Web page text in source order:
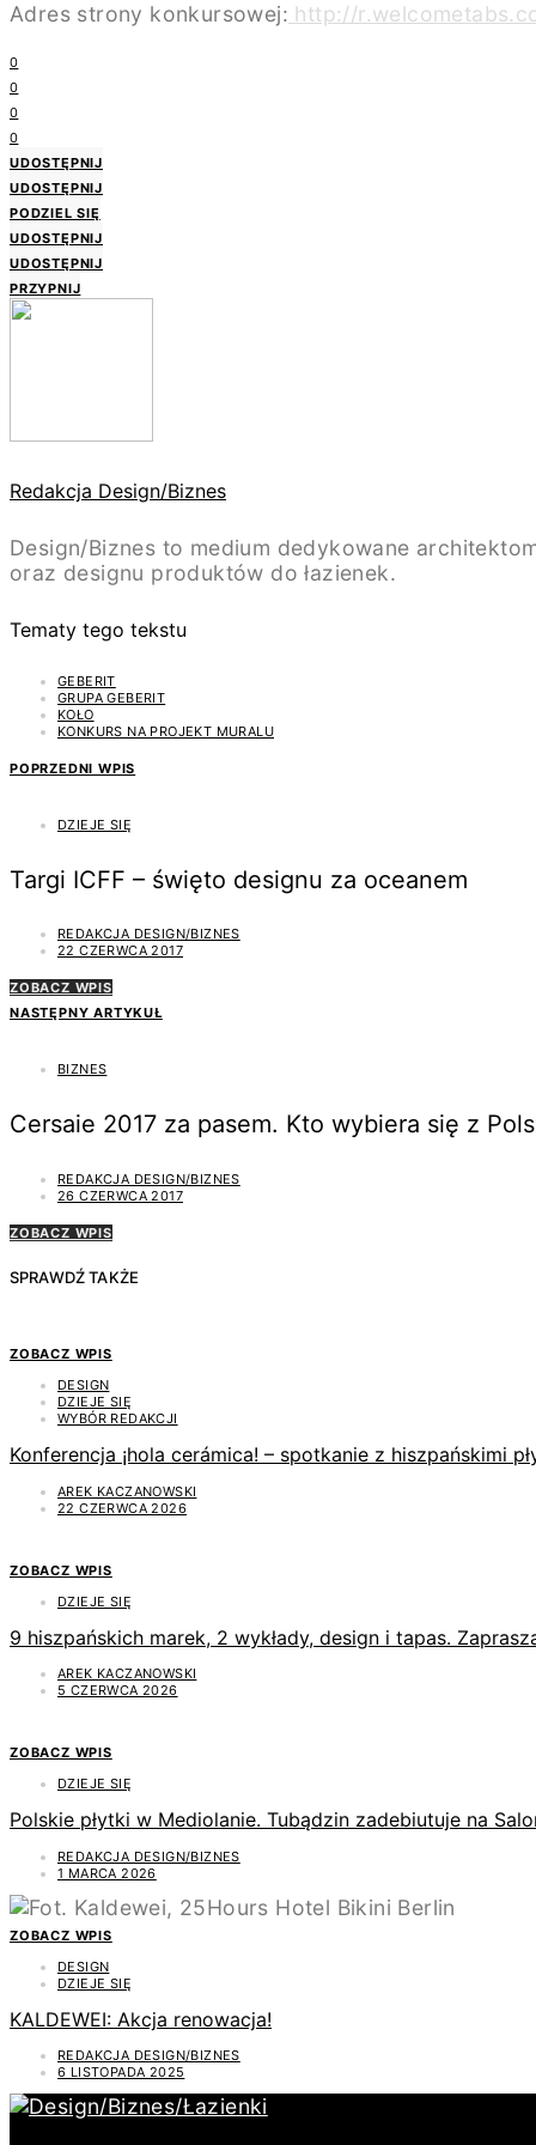
Adres strony konkursowej: http://
0
0
0
0
UDOSTĘPNIJ
UDOSTĘPNIJ
PODZIEL SIĘ
UDOSTĘPNIJ
UDOSTĘPNIJ
PRZYPNIJ
Redakcja Design/Biznes
Design/Biznes to medium dedykowane
oraz designu produktów do łazienek.
Tematy tego tekstu
GEBERIT
GRUPA GEBERIT
KOŁO
KONKURS NA PROJEKT MURALU
POPRZEDNI WPIS
DZIEJE SIĘ
Targi ICFF – święto designu za oceanem
REDAKCJA DESIGN/BIZNES
22 CZERWCA 2017
ZOBACZ WPIS
NASTĘPNY ARTYKUŁ
BIZNES
Cersaie 2017 za pasem. Kto wybiera się z
REDAKCJA DESIGN/BIZNES
26 CZERWCA 2017
ZOBACZ WPIS
SPRAWDŹ TAKŻE
ZOBACZ WPIS
DESIGN
DZIEJE SIĘ
WYBÓR REDAKCJI
Konferencja ¡hola cerámica! – spotkanie z hiszpańskimi
AREK KACZANOWSKI
22 CZERWCA 2026
ZOBACZ WPIS
DZIEJE SIĘ
9 hiszpańskich marek, 2 wykłady, design i tapas.
AREK KACZANOWSKI
5 CZERWCA 2026
ZOBACZ WPIS
DZIEJE SIĘ
Polskie płytki w Mediolanie. Tubądzin zadebiutuje na
REDAKCJA DESIGN/BIZNES
1 MARCA 2026
ZOBACZ WPIS
DESIGN
DZIEJE SIĘ
KALDEWEI: Akcja renowacja!
REDAKCJA DESIGN/BIZNES
6 LISTOPADA 2025